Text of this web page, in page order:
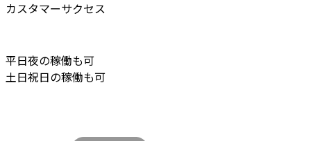
カスタマーサクセス
平日夜の稼働も可
土日祝日の稼働も可